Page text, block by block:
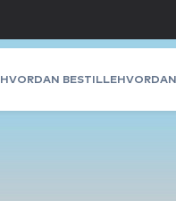
HVORDAN BESTILLE